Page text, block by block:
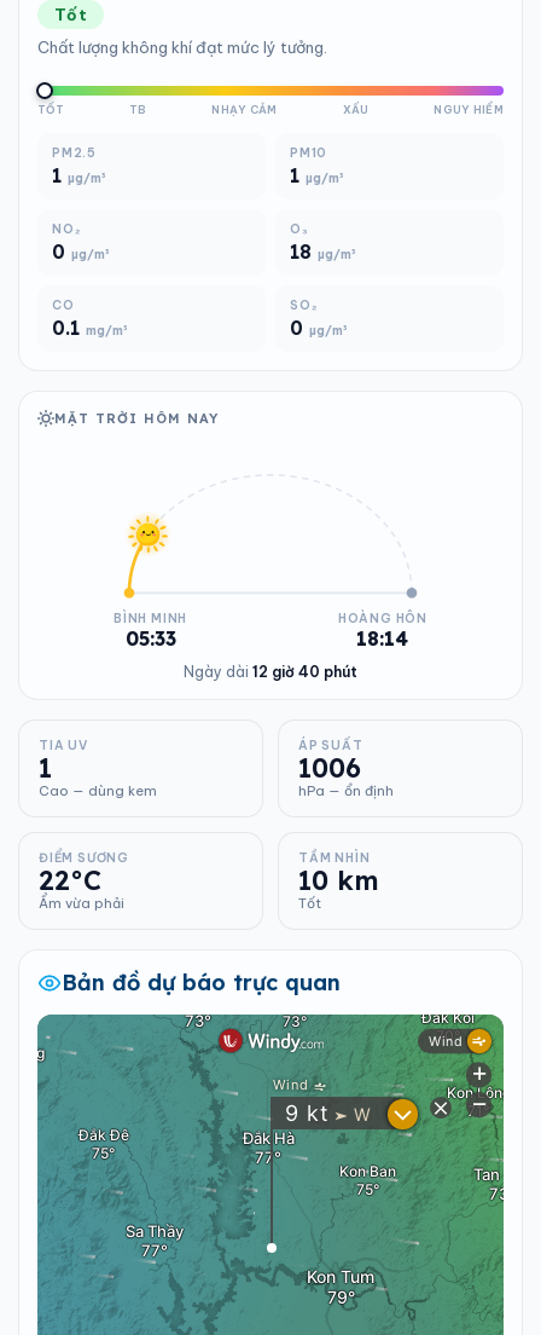
Tốt
Chất lượng không khí đạt mức lý tưởng.
TỐT TB NHẠY CẢM XẤU NGUY HIỂM
PM2.5
1 µg/m³
PM10
1 µg/m³
NO₂
0 µg/m³
O₃
18 µg/m³
CO
0.1 mg/m³
SO₂
0 µg/m³
MẶT TRỜI HÔM NAY
BÌNH MINH
05:33
HOÀNG HÔN
18:14
Ngày dài 12 giờ 40 phút
TIA UV
1
Cao — dùng kem
ÁP SUẤT
1006
hPa — ổn định
ĐIỂM SƯƠNG
22°C
Ẩm vừa phải
TẦM NHÌN
10 km
Tốt
Bản đồ dự báo trực quan